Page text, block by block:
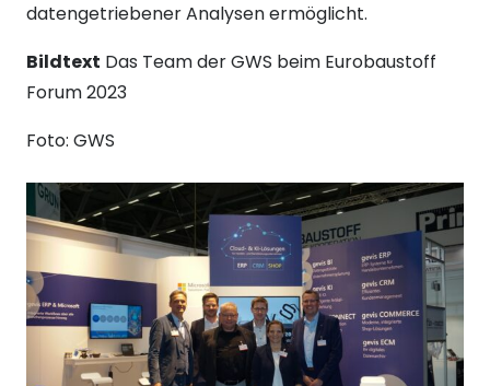
datengetriebener Analysen ermöglicht.
Bildtext Das Team der GWS beim Eurobaustoff
Forum 2023
Foto: GWS